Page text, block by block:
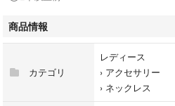
数回着用の美品です。
お探しの方、ご検討宜しくお願いします。
商品情報
カテゴリ
レディース
› アクセサリー
› ネックレス